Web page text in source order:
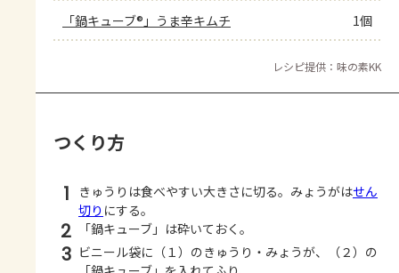
「鍋キューブ®」うま辛キムチ 1個
レシピ提供：味の素KK
つくり方
1 きゅうりは食べやすい大きさに切る。みょうがはせん
切り にする。
2 「鍋キューブ」は砕いておく。
3 ビニール袋に（１）のきゅうり・みょうが、（２）の